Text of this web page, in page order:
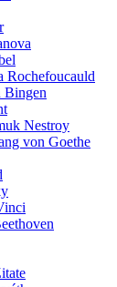
Rochefoucauld
Bingen
Nestroy
von Goethe